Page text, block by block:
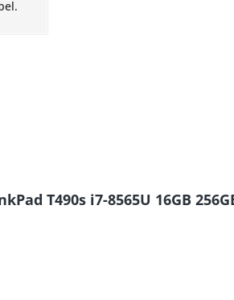
T490s i7-8565U 16GB